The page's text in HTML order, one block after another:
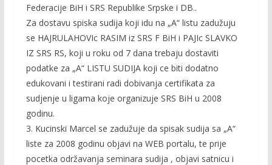
Federacije BiH i SRS Republike Srpske i DB..
Za dostavu spiska sudija koji idu na „A“ listu zadužuju
se HAJRULAHOVIc RASIM iz SRS F BiH i PAJIc SLAVKO
IZ SRS RS, koji u roku od 7 dana trebaju dostaviti
podatke za „A“ LISTU SUDIJA koji ce biti dodatno
edukovani i testirani radi dobivanja certifikata za
sudjenje u ligama koje organizuje SRS BiH u 2008
godinu.
3. Kucinski Marcel se zadužuje da spisak sudija sa „A“
liste za 2008 godinu objavi na WEB portalu, te prije
pocetka održavanja seminara sudija , objavi satnicu i